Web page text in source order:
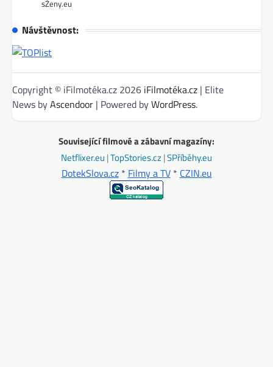
sŽeny.eu
Návštěvnost:
Copyright © iFilmotéka.cz 2026 iFilmotéka.cz | Elite
News byAscendoor | Powered byWordPress.
Související filmové a zábavní magazíny:
Netflixer.eu |TopStories.cz|SPříběhy.eu
DotekSlova.cz* Filmy a TV* CZIN.eu